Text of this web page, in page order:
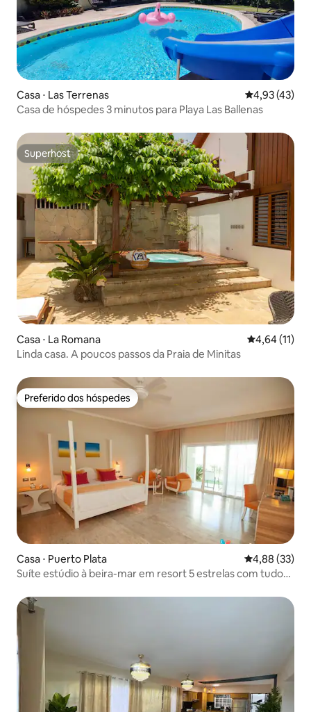
Casa ⋅ Las Terrenas 4,93 de uma
4,93 (43)
Casa de hóspedes 3 minutos para Playa Las Ballenas
Superhost
Superhost
Casa ⋅ La Romana 4,64 de uma
4,64 (11)
Linda casa. A poucos passos da Praia de Minitas
Preferido dos hóspedes
Preferido dos hóspedes
Casa ⋅ Puerto Plata 4,88 de uma
4,88 (33)
Suíte estúdio à beira-mar em resort 5 estrelas com tudo